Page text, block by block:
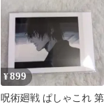
¥899
呪術廻戦 ぱしゃこれ 第